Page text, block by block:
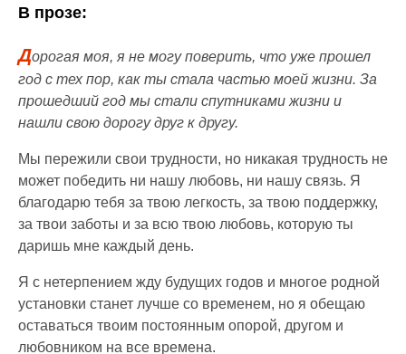
В прозе:
Дорогая моя, я не могу поверить, что уже прошел
год с тех пор, как ты стала частью моей жизни. За
прошедший год мы стали спутниками жизни и
нашли свою дорогу друг к другу.
Мы пережили свои трудности, но никакая трудность не
может победить ни нашу любовь, ни нашу связь. Я
благодарю тебя за твою легкость, за твою поддержку,
за твои заботы и за всю твою любовь, которую ты
даришь мне каждый день.
Я с нетерпением жду будущих годов и многое родной
установки станет лучше со временем, но я обещаю
оставаться твоим постоянным опорой, другом и
любовником на все времена.